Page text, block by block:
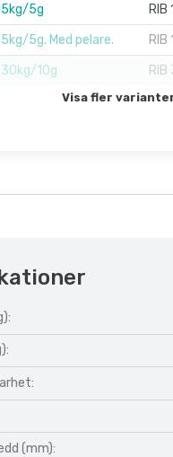
5g
RIB
5g. Med pelare.
RIB
10g
RIB
Visa fler
(mm):